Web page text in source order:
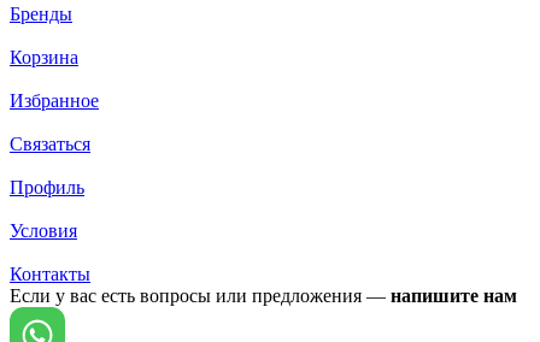
Бренды
Корзина
Избранное
Связаться
Профиль
Условия
Контакты
Если у вас есть вопросы или предложения — напишите нам